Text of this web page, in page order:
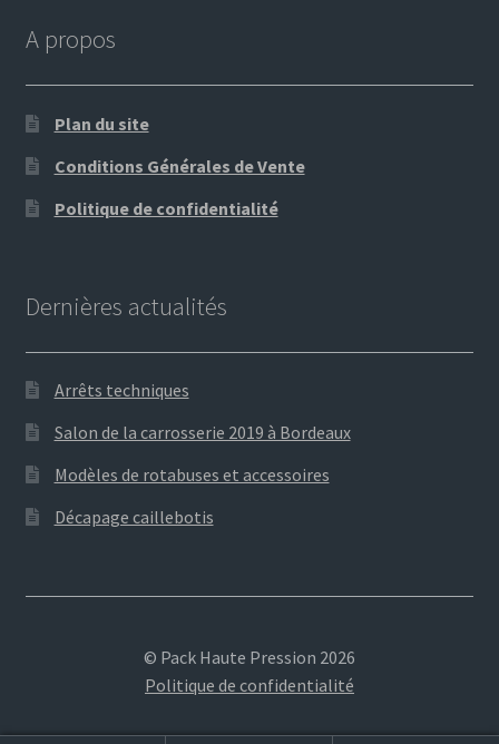
A propos
Plan du site
Conditions Générales de Vente
Politique de confidentialité
Dernières actualités
Arrêts techniques
Salon de la carrosserie 2019 à Bordeaux
Modèles de rotabuses et accessoires
Décapage caillebotis
© Pack Haute Pression 2026
Politique de confidentialité